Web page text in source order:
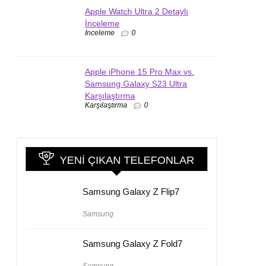
Apple Watch Ultra 2 Detaylı
İnceleme
İnceleme 0
Apple iPhone 15 Pro Max vs.
Samsung Galaxy S23 Ultra
Karşılaştırma
Karşılaştırma 0
YENI ÇIKAN TELEFONLAR
Samsung Galaxy Z Flip7
Samsung
Samsung Galaxy Z Fold7